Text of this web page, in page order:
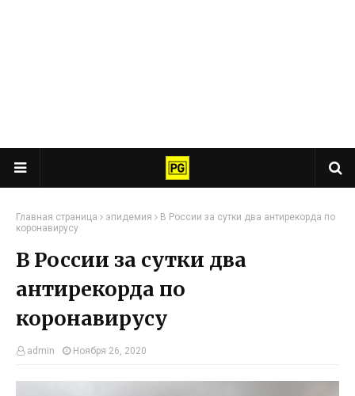
Главная страница эпидемия
В России за сутки два антирекорда по
коронавирусу
В России за сутки два
антирекорда по
коронавирусу
admin Ноября 26, 2020